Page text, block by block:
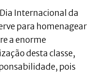
Internacional da
para homenagear
a enorme
desta classe,
pois